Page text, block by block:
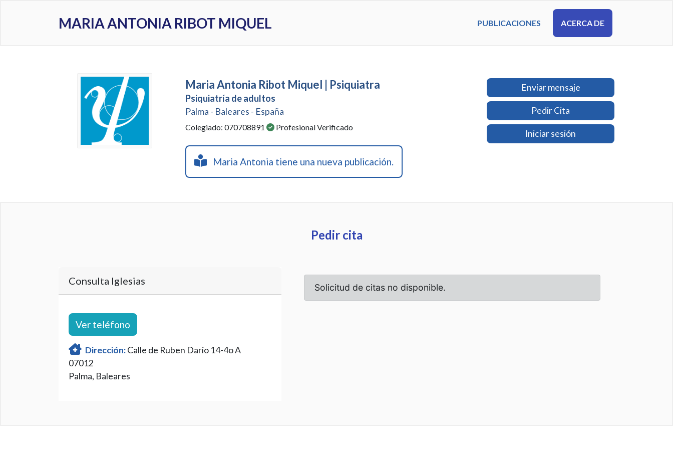
MARIA ANTONIA RIBOT MIQUEL PUBLICACIONES ACERCA DE
Maria Antonia Ribot Miquel | Psiquiatra
Psiquiatría de adultos
Palma - Baleares - España
Colegiado: 070708891 Profesional Verificado
Maria Antonia tiene una nueva publicación.
Enviar mensaje
Pedir Cita
Iniciar sesión
Pedir cita
Consulta Iglesias
Ver teléfono
Dirección:Calle de Ruben Dario 14-4o A
07012
Palma, Baleares